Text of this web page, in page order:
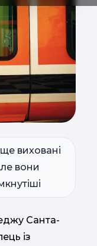
виховані
вони
Санта-
із